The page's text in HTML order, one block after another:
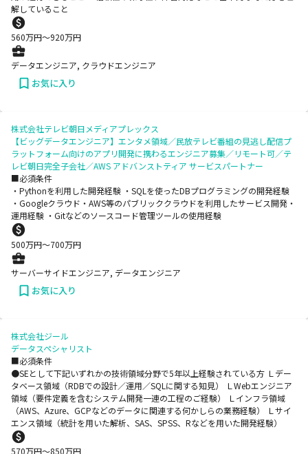
解していること
560万円〜920万円
データエンジニア, クラウドエンジニア
お気に入り
株式会社テレビ朝日メディアプレックス
【ビッグデータエンジニア】エンタメ領域／民放テレビ番組の見逃し配信プ
ラットフォーム向けのアプリ開発に携わるエンジニア募集／リモート可／テ
レビ朝日完全子会社／AWS アドバンストティア サービスパートナー
■必須条件
・Pythonを利用した開発経験 ・SQLを使ったDBプログラミングの開発経験
・Googleクラウド・AWS等のパブリッククラウドを利用したサービス開発・
運用経験 ・Gitなどのソースコード管理ツールの使用経験
500万円〜700万円
サーバーサイドエンジニア, データエンジニア
お気に入り
株式会社ジール
データスペシャリスト
■必須条件
●SEとして下記いずれかの技術領域分野で5年以上経験されている方 Ｌデー
タベース領域（RDBでの設計／運用／SQLに関する知見） ＬWebエンジニア
領域（要件定義を含むシステム開発一連の工程のご経験） Ｌインフラ領域
（AWS、Azure、GCPなどのデータに関連する何かしらの業務経験） Ｌサイ
エンス領域（統計を用いた解析、SAS、SPSS、Rなどを用いた開発経験）
570万円〜850万円